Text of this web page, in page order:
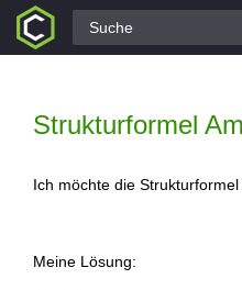
Alle Fragen
Strukturformel
Ich möchte die Strukturformel
Meine Lösung: